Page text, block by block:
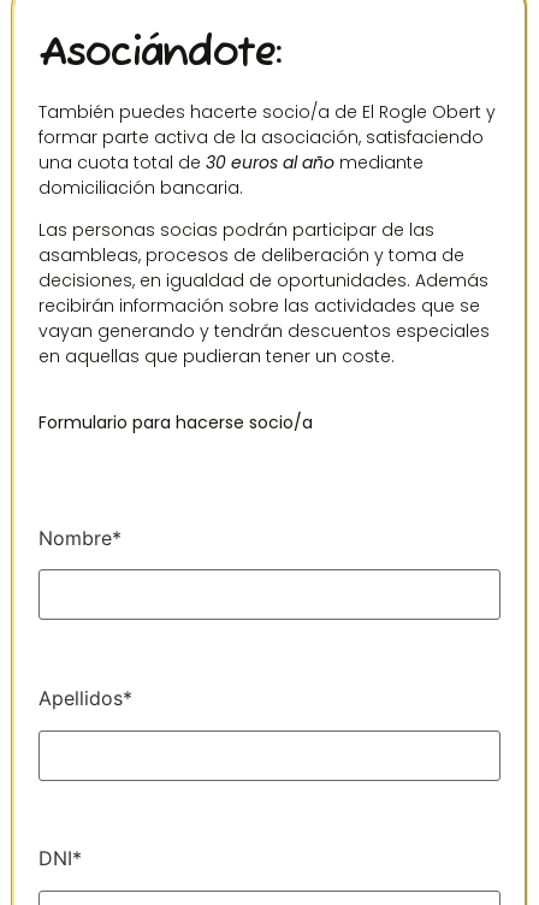
Asociándote:
También puedes hacerte socio/a de El Rogle Obert y
formar parte activa de la asociación, satisfaciendo
una cuota total de 30 euros al año mediante
domiciliación bancaria.
Las personas socias podrán participar de las
asambleas, procesos de deliberación y toma de
decisiones, en igualdad de oportunidades. Además
recibirán información sobre las actividades que se
vayan generando y tendrán descuentos especiales
en aquellas que pudieran tener un coste.
Formulario para hacerse socio/a
Nombre*
Apellidos*
DNI*